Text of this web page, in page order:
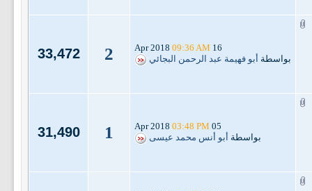
16 Apr 2018
09:36 AM
بواسطة أبو فهيمة عبد الرحمن البجائي 2
33,472
05 Apr 2018
03:48 PM
بواسطة أبو أنس محمد عيسى 1
31,490